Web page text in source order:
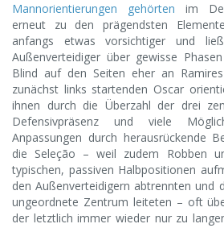
Mannorientierungen gehörten im
erneut zu den prägendsten
anfangs etwas vorsichtiger und
Außenverteidiger über gewisse
Blind auf den Seiten eher an
zunächst links startenden Oscar
ihnen durch die Überzahl der drei
Defensivpräsenz und viele
Anpassungen durch herausrückende
die Seleção – weil zudem Robben
typischen, passiven Halbpositionen
den Außenverteidigern abtrennten und
ungeordnete Zentrum leiteten – oft
der letztlich immer wieder nur zu